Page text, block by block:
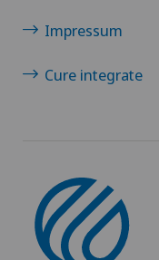
Impressum
Cure integrate